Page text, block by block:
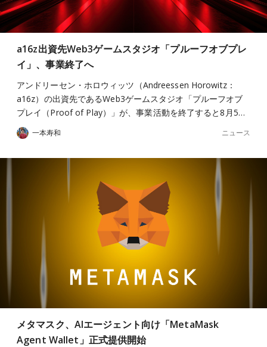
a16z出資先Web3ゲームスタジオ「プルーフオブプレ
イ」、事業終了へ
アンドリーセン・ホロウィッツ（Andreessen Horowitz：
a16z）の出資先であるWeb3ゲームスタジオ「プルーフオブ
プレイ（Proof of Play）」が、事業活動を終了すると8月5…
一本寿和 ニュース
メタマスク、AIエージェント向け「MetaMask
Agent Wallet」正式提供開始